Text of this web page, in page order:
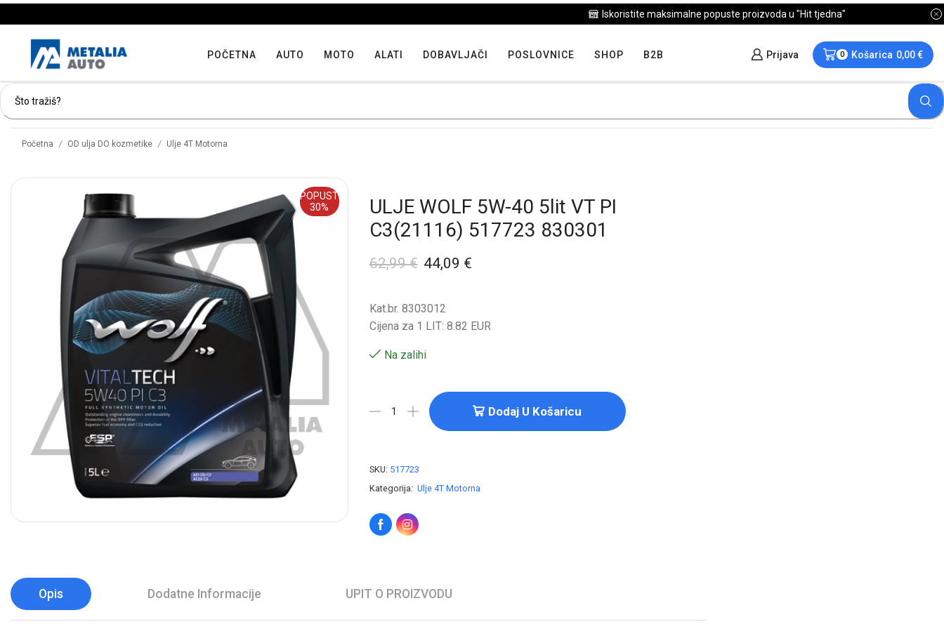
Iskoristite maksimalne popuste proizvoda u "Hit tjedna"
POČETNA AUTO MOTO ALATI DOBAVLJAČI POSLOVNICE SHOP B2B Prijava 0 Košarica 0,00€
Početna / OD ulja DO kozmetike / Ulje 4T Motorna
POPUST
30%
ULJE WOLF 5W-40 5lit VT PI
C3(21116) 517723 830301
62,99€ 44,09 €
Kat.br. 8303012
Cijena za 1 LIT: 8.82 EUR
Na zalihi
Dodaj U Košaricu
SKU: 517723
Kategorija: Ulje 4T Motorna
Opis Dodatne Informacije UPIT O PROIZVODU